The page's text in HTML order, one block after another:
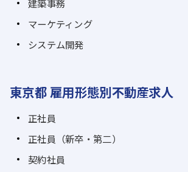
建築事務
マーケティング
システム開発
東京都 雇用形態別不動産求人
正社員
正社員（新卒・第二）
契約社員